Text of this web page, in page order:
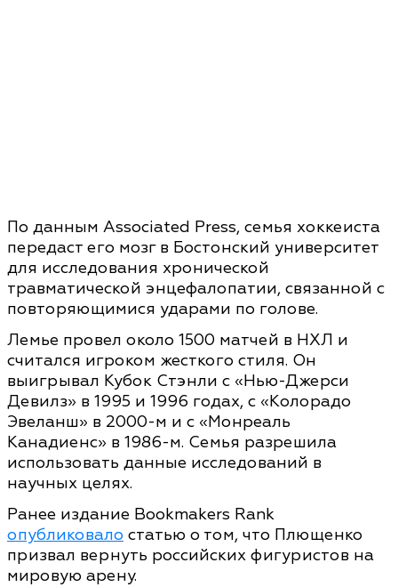
По данным Associated Press, семья хоккеиста
передаст его мозг в Бостонский университет
для исследования хронической
травматической энцефалопатии, связанной с
повторяющимися ударами по голове.
Лемье провел около 1500 матчей в НХЛ и
считался игроком жесткого стиля. Он
выигрывал Кубок Стэнли с «Нью-Джерси
Девилз» в 1995 и 1996 годах, с «Колорадо
Эвеланш» в 2000-м и с «Монреаль
Канадиенс» в 1986-м. Семья разрешила
использовать данные исследований в
научных целях.
Ранее издание Bookmakers Rank
опубликовало статью о том, что Плющенко
призвал вернуть российских фигуристов на
мировую арену.